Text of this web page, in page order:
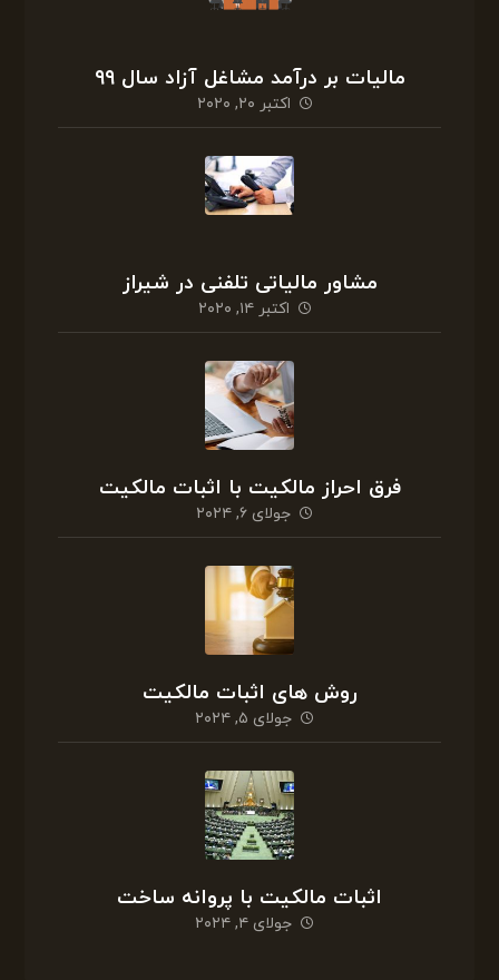
مالیات بر درآمد مشاغل آزاد سال ۹۹
اکتبر ۲۰, ۲۰۲۰
مشاور مالیاتی تلفنی در شیراز
اکتبر ۱۴, ۲۰۲۰
فرق احراز مالکیت با اثبات مالکیت
جولای ۶, ۲۰۲۴
روش های اثبات مالکیت
جولای ۵, ۲۰۲۴
اثبات مالکیت با پروانه ساخت
جولای ۴, ۲۰۲۴